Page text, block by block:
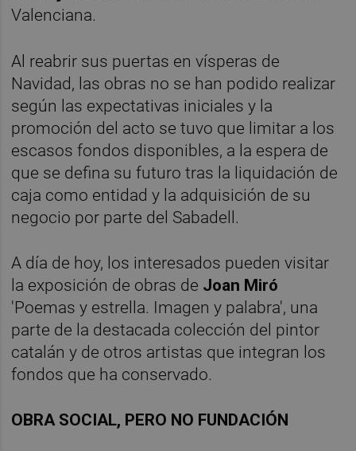
Valenciana.
Al reabrir sus puertas en vísperas de
Navidad, las obras no se han podido realizar
según las expectativas iniciales y la
promoción del acto se tuvo que limitar a los
escasos fondos disponibles, a la espera de
que se defina su futuro tras la liquidación de
caja como entidad y la adquisición de su
negocio por parte del Sabadell.
A día de hoy, los interesados pueden visitar
la exposición de obras de Joan Miró
'Poemas y estrella. Imagen y palabra', una
parte de la destacada colección del pintor
catalán y de otros artistas que integran los
fondos que ha conservado.
OBRA SOCIAL, PERO NO FUNDACIÓN